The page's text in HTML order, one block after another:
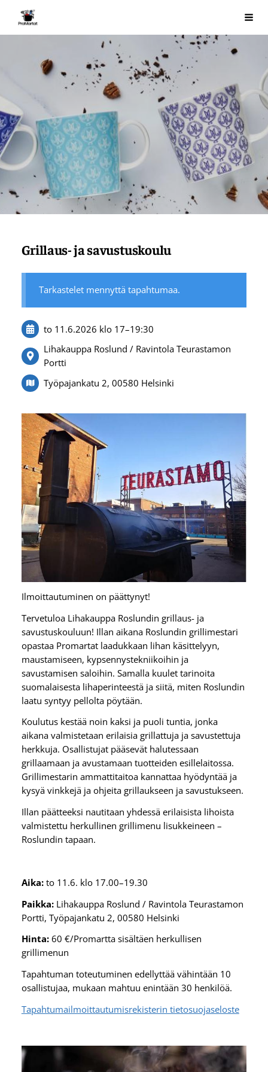
Siirry
sivun
ProMartat ry
Grillaus- ja savustuskoulu
Tarkastelet mennyttä tapahtumaa.
to 11.6.2026 klo 17–19:30
Lihakauppa Roslund / Ravintola Teurastamon
Portti
Työpajankatu 2, 00580 Helsinki
Ilmoittautuminen on päättynyt!
Tervetuloa Lihakauppa Roslundin grillaus- ja
savustuskouluun! Illan aikana Roslundin grillimestari
opastaa Promartat laadukkaan lihan käsittelyyn,
maustamiseen, kypsennystekniikoihin ja
savustamisen saloihin. Samalla kuulet tarinoita
suomalaisesta lihaperinteestä ja siitä, miten Roslundin
laatu syntyy pellolta pöytään.
Koulutus kestää noin kaksi ja puoli tuntia, jonka
aikana valmistetaan erilaisia grillattuja ja savustettuja
herkkuja. Osallistujat pääsevät halutessaan
grillaamaan ja avustamaan tuotteiden esillelaitossa.
Grillimestarin ammattitaitoa kannattaa hyödyntää ja
kysyä vinkkejä ja ohjeita grillaukseen ja savustukseen.
Illan päätteeksi nautitaan yhdessä erilaisista lihoista
valmistettu herkullinen grillimenu lisukkeineen –
Roslundin tapaan.
Aika: to 11.6. klo 17.00–19.30
Paikka:Lihakauppa Roslund / Ravintola Teurastamon
Portti, Työpajankatu 2, 00580 Helsinki
Hinta: 60 €/Promartta sisältäen herkullisen
grillimenun
Tapahtuman toteutuminen edellyttää vähintään 10
osallistujaa, mukaan mahtuu enintään 30 henkilöä.
Tapahtumailmoittautumisrekisterin tietosuojaseloste